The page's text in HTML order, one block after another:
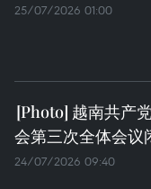
25/07/2026 01:00
越南共产
会第三次全体会议
24/07/2026 09:40